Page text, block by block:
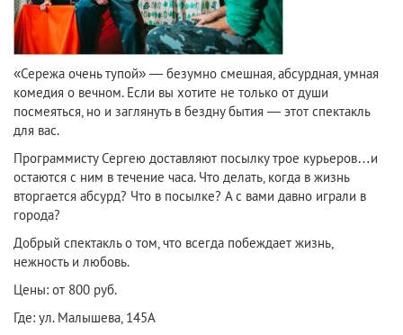
«Сережа очень тупой» — безумно смешная, абсурдная, умная
комедия о вечном. Если вы хотите не только от души
посмеяться, но и заглянуть в бездну бытия — этот спектакль
для вас.
Программисту Сергею доставляют посылку трое курьеров…и
остаются с ним в течение часа. Что делать, когда в жизнь
вторгается абсурд? Что в посылке? А с вами давно играли в
города?
Добрый спектакль о том, что всегда побеждает жизнь,
нежность и любовь.
Цены: от 800 руб.
Где: ул. Малышева, 145А